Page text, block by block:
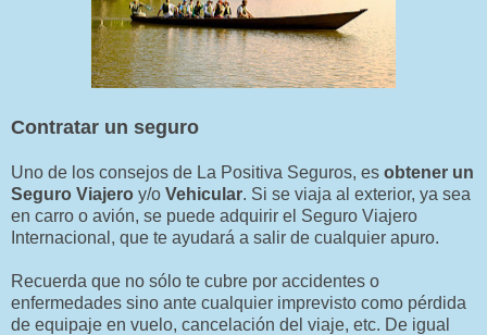
Contratar un seguro
Uno de los consejos de La Positiva Seguros, es obtener un
Seguro Viajero y/o Vehicular. Si se viaja al exterior, ya sea
en carro o avión, se puede adquirir el Seguro Viajero
Internacional, que te ayudará a salir de cualquier apuro.
Recuerda que no sólo te cubre por accidentes o
enfermedades sino ante cualquier imprevisto como pérdida
de equipaje en vuelo, cancelación del viaje, etc. De igual